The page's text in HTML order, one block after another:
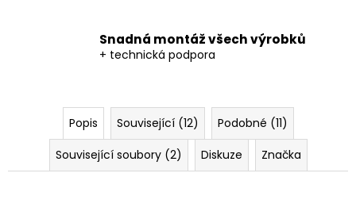
Snadná montáž všech výrobků
+ technická podpora
Popis Související (12)
Podobné (11)
Související soubory (2)
Diskuze Značka